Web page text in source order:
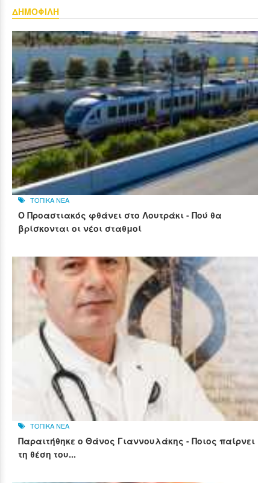
ΔΗΜΟΦΙΛΗ
ΤΟΠΙΚΑ ΝΕΑ
Ο Προαστιακός φθάνει στο Λουτράκι - Πού θα
βρίσκονται οι νέοι σταθμοί
ΤΟΠΙΚΑ ΝΕΑ
Παραιτήθηκε ο Θάνος Γιαννουλάκης - Ποιος παίρνει
τη θέση του...